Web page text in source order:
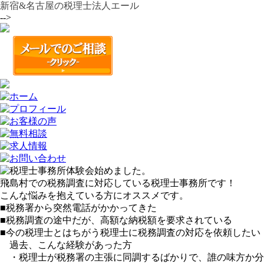
新宿&名古屋の税理士法人エール
-->
飛島村での税務調査に対応している税理士事務所です！
こんな悩みを抱えている方にオススメです。
■税務署から突然電話がかかってきた
■税務調査の途中だが、高額な納税額を要求されている
■今の税理士とはちがう税理士に税務調査の対応を依頼したい
過去、こんな経験があった方
・税理士が税務署の主張に同調するばかりで、誰の味方か